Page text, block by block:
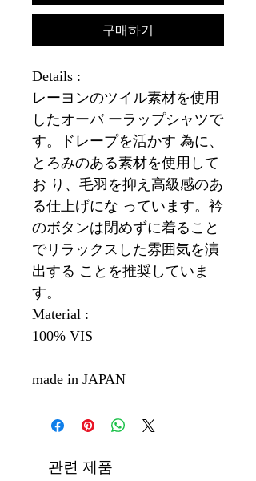
구매하기
Details :
レーヨンのツイル素材を使用
したオーバ ーラップシャツで
す。ドレープを活かす 為に、
とろみのある素材を使用して
お り、毛羽を抑え高級感のあ
る仕上げにな っています。衿
のボタンは閉めずに着ること
でリラックスした雰囲気を演
出する ことを推奨していま
す。
Material :
100% VIS
made in JAPAN
관련 제품